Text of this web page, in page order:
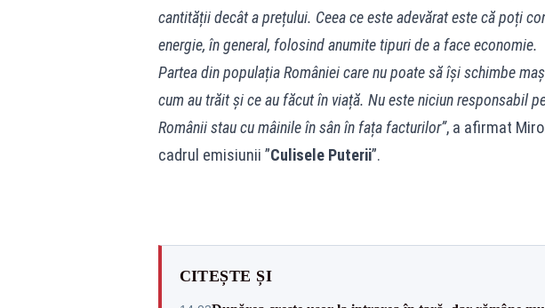
cantității decât a prețului. Ceea ce este adevărat este că poți
energie, în general, folosind anumite tipuri de a face economie.
Partea din populația României care nu poate să își schimbe
cum au trăit și ce au făcut în viață. Nu este niciun responsabil
Românii stau cu mâinile în sân în fața facturilor”, a afirmat
cadrul emisiunii ”Culisele Puterii”.
CITEȘTE ȘI